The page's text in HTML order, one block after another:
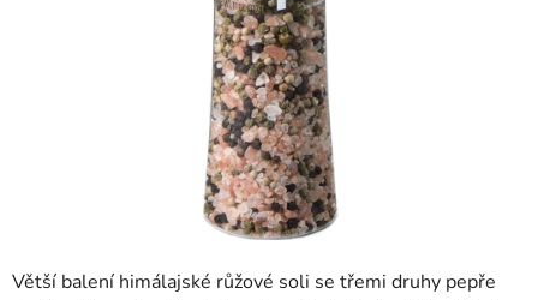
Větší balení himálajské růžové soli se třemi druhy pepře